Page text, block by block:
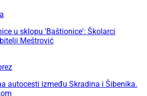
u sklopu 'Baštionice': Školarci
Meštrović
autocesti između Skradina i Šibenika.